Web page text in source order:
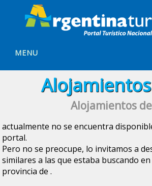
MENU
Alojamientos
actualmente no se encuentra
portal.
Pero no se preocupe, lo invitamos a
similares a las que estaba buscando
provincia de.